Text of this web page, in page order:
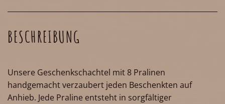
BESCHREIBUNG
Unsere Geschenkschachtel mit 8 Pralinen
handgemacht verzaubert jeden Beschenkten auf
Anhieb. Jede Praline entsteht in sorgfältiger